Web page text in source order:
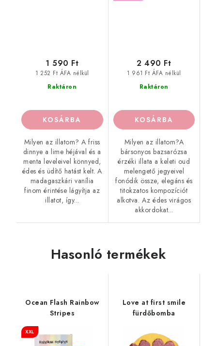
Raktáron
1 252 Ft ÁFA nélkül
1 590 Ft
KOSÁRBA
Milyen az illatom? A friss
dinnye a lime héjával és a
menta leveleivel könnyed,
édes és üdítő hatást kelt. A
madagaszkári vanília
finom érintése lágyítja az
illatot, így...
Raktáron
1 961 Ft ÁFA nélkül
2 490 Ft
KOSÁRBA
Milyen az illatom?A
bársonyos bazsarózsa
érzéki illata a keleti oud
melengető jegyeivel
fonódik össze, elegáns és
titokzatos kompozíciót
alkotva. Az édes virágos
akkordokat...
Hasonló termékek
Ocean Flash Rainbow
Stripes
XXL
Love at first smile
fürdőbomba